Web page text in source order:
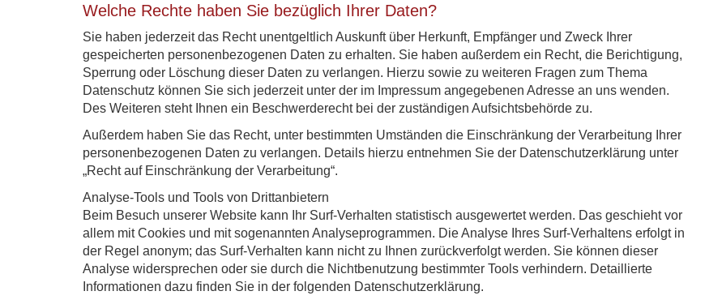
Welche Rechte haben Sie bezüglich Ihrer Daten?
Sie haben jederzeit das Recht unentgeltlich Auskunft über Herkunft, Empfänger und Zweck Ihrer
gespeicherten personenbezogenen Daten zu erhalten. Sie haben außerdem ein Recht, die Berichtigung,
Sperrung oder Löschung dieser Daten zu verlangen. Hierzu sowie zu weiteren Fragen zum Thema
Datenschutz können Sie sich jederzeit unter der im Impressum angegebenen Adresse an uns wenden.
Des Weiteren steht Ihnen ein Beschwerderecht bei der zuständigen Aufsichtsbehörde zu.
Außerdem haben Sie das Recht, unter bestimmten Umständen die Einschränkung der Verarbeitung Ihrer
personenbezogenen Daten zu verlangen. Details hierzu entnehmen Sie der Datenschutzerklärung unter
„Recht auf Einschränkung der Verarbeitung“.
Analyse-Tools und Tools von Drittanbietern
Beim Besuch unserer Website kann Ihr Surf-Verhalten statistisch ausgewertet werden. Das geschieht vor
allem mit Cookies und mit sogenannten Analyseprogrammen. Die Analyse Ihres Surf-Verhaltens erfolgt in
der Regel anonym; das Surf-Verhalten kann nicht zu Ihnen zurückverfolgt werden. Sie können dieser
Analyse widersprechen oder sie durch die Nichtbenutzung bestimmter Tools verhindern. Detaillierte
Informationen dazu finden Sie in der folgenden Datenschutzerklärung.